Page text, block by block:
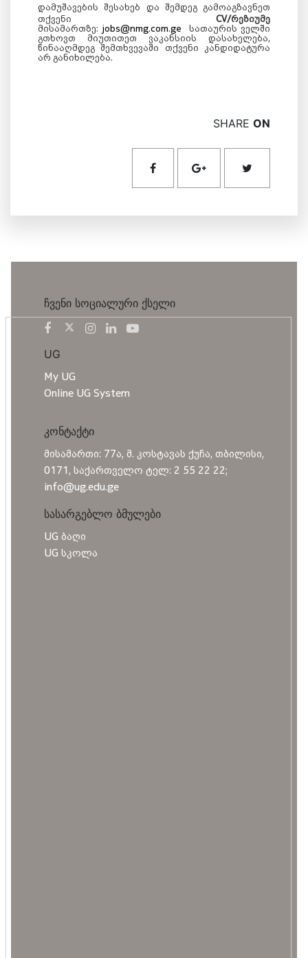
დამუშავების შესახებ და შემდეგ
გამოაგზავნეთ
თქვენი CV/რეზიუმე
მისამართზე: jobs@nmg.com.ge სათაურის ველში
გთხოვთ მიუთითეთ ვაკანსიის დასახელება,
წინააღმდეგ შემთხვევაში თქვენი კანდიდატურა
არ განიხილება.
SHARE ON
ჩვენი სოციალური ქსელი
UG
My UG
Online UG System
კონტაქტი
მისამართი: 77ა, მ. კოსტავას ქუჩა, თბილისი,
0171, საქართველო ტელ: 2 55 22 22;
info@ug.edu.ge
სასარგებლო ბმულები
UG ბაღი
UG სკოლა